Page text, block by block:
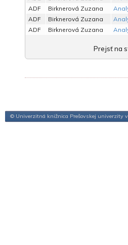
ADF
Birknerová Zuzana
ADF
Birknerová Zuzana
ADF
Birknerová Zuzana
Prejsť na
© Univerzitná knižnica Prešovskej univerzity v